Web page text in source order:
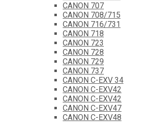
CANON 707
CANON 708/715
CANON 716/731
CANON 718
CANON 723
CANON 728
CANON 729
CANON 737
CANON C-EXV 34
CANON C-EXV42
CANON C-EXV42
CANON C-EXV47
CANON C-EXV48